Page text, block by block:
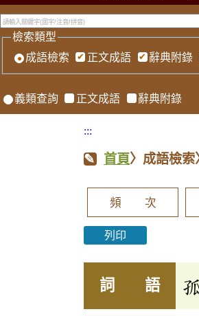
檢索類型
成語檢索
正文成語 辭典附錄
義類查詢 正文成語 辭典附錄
:::
首頁〉成語檢索
頻 次
列印
詞 語